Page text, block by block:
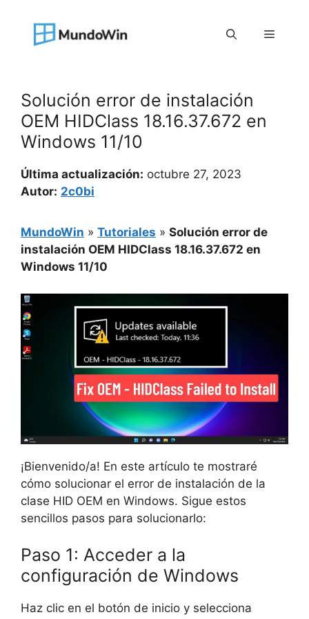
contenido
Menú
Solución error de instalación
OEM HIDClass 18.16.37.672 en
Windows 11/10
Última actualización: octubre 27, 2023
Autor: 2c0bi
MundoWin » Tutoriales » Solución error de
instalación OEM HIDClass 18.16.37.672 en
Windows 11/10
¡Bienvenido/a! En este artículo te mostraré
cómo solucionar el error de instalación de la
clase HID OEM en Windows. Sigue estos
sencillos pasos para solucionarlo:
Paso 1: Acceder a la
configuración de Windows
Haz clic en el botón de inicio y selecciona